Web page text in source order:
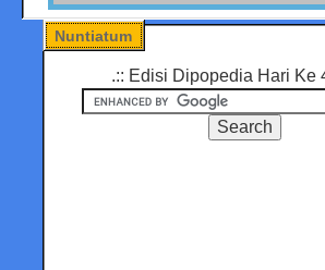
Nuntiatum
.:: Edisi Dipopedia Hari Ke